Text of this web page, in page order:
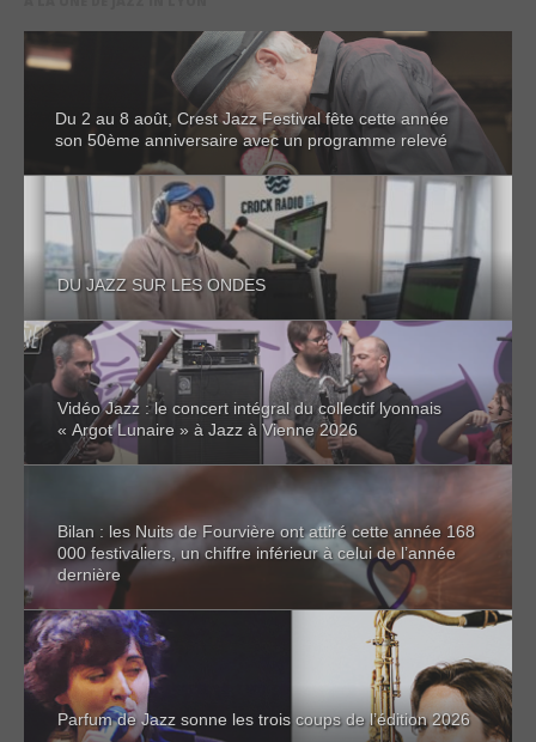
Du 2 au 8 août, Crest Jazz Festival fête cette année
son 50ème anniversaire avec un programme relevé
DU JAZZ SUR LES ONDES
Vidéo Jazz : le concert intégral du collectif lyonnais
« Argot Lunaire » à Jazz à Vienne 2026
Bilan : les Nuits de Fourvière ont attiré cette année 168
000 festivaliers, un chiffre inférieur à celui de l’année
dernière
Parfum de Jazz sonne les trois coups de l’édition 2026